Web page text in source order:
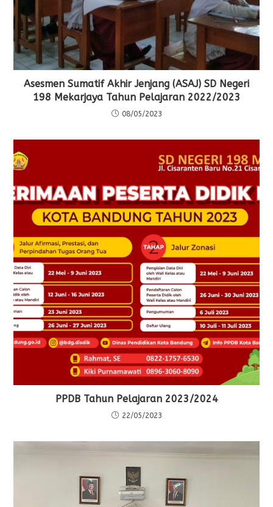
Asesmen Sumatif Akhir Jenjang (ASAJ) SD Negeri
198 Mekarjaya Tahun Pelajaran 2022/2023
08/05/2023
PPDB Tahun Pelajaran 2023/2024
22/05/2023